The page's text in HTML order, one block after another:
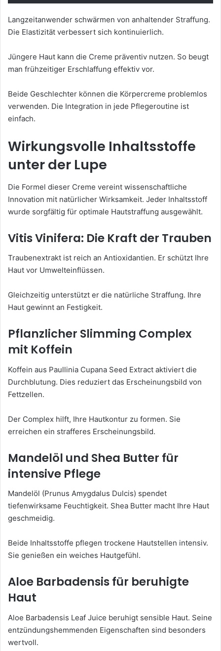
Langzeitanwender schwärmen von anhaltender Straffung.
Die Elastizität verbessert sich kontinuierlich.
Jüngere Haut kann die Creme präventiv nutzen. So beugt
man frühzeitiger Erschlaffung effektiv vor.
Beide Geschlechter können die Körpercreme problemlos
verwenden. Die Integration in jede Pflegeroutine ist
einfach.
Wirkungsvolle Inhaltsstoffe
unter der Lupe
Die Formel dieser Creme vereint wissenschaftliche
Innovation mit natürlicher Wirksamkeit. Jeder Inhaltsstoff
wurde sorgfältig für optimale Hautstraffung ausgewählt.
Vitis Vinifera: Die Kraft der Trauben
Traubenextrakt ist reich an Antioxidantien. Er schützt Ihre
Haut vor Umwelteinflüssen.
Gleichzeitig unterstützt er die natürliche Straffung. Ihre
Haut gewinnt an Festigkeit.
Pflanzlicher Slimming Complex
mit Koffein
Koffein aus Paullinia Cupana Seed Extract aktiviert die
Durchblutung. Dies reduziert das Erscheinungsbild von
Fettzellen.
Der Complex hilft, Ihre Hautkontur zu formen. Sie
erreichen ein strafferes Erscheinungsbild.
Mandelöl und Shea Butter für
intensive Pflege
Mandelöl (Prunus Amygdalus Dulcis) spendet
tiefenwirksame Feuchtigkeit. Shea Butter macht Ihre Haut
geschmeidig.
Beide Inhaltsstoffe pflegen trockene Hautstellen intensiv.
Sie genießen ein weiches Hautgefühl.
Aloe Barbadensis für beruhigte
Haut
Aloe Barbadensis Leaf Juice beruhigt sensible Haut. Seine
entzündungshemmenden Eigenschaften sind besonders
wertvoll.